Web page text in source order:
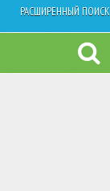
РАСШИРЕННЫЙ ПОИСК